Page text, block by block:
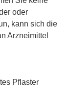
oder
kann sich die
Arzneimittel
Pflaster